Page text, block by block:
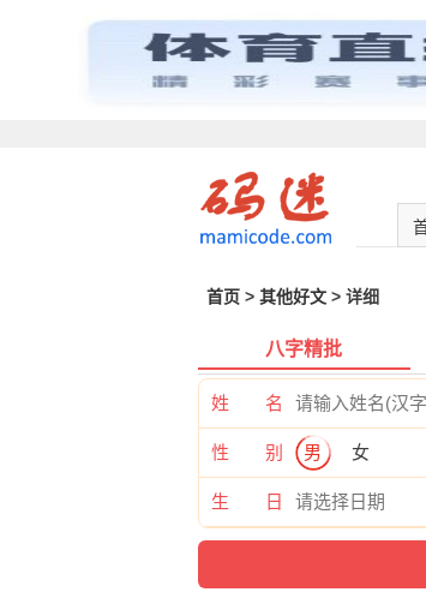
首页 > 其他好文 > 详细
八字精批
姓 名
性 别 男 女
生 日